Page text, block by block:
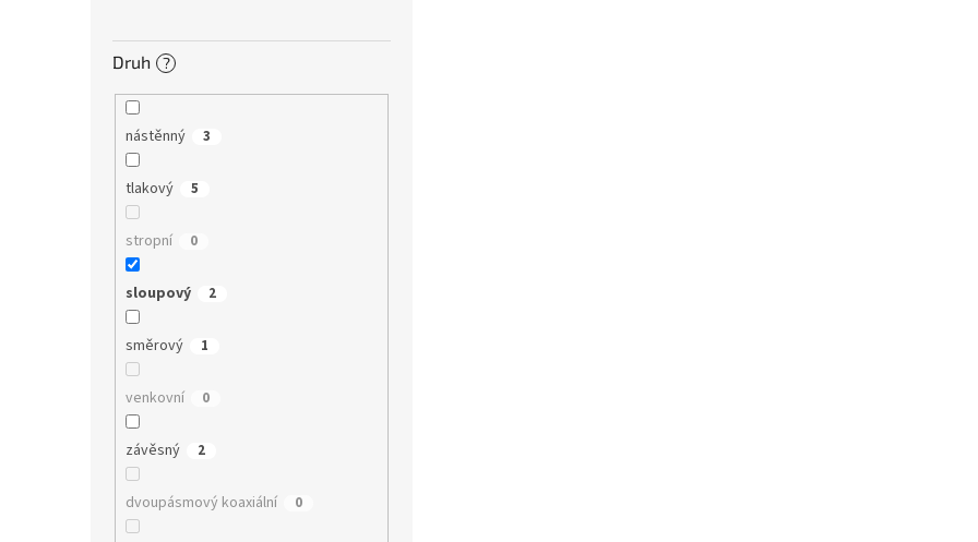
Druh ?
nástěnný 3
tlakový 5
stropní 0
sloupový 2
směrový 1
venkovní 0
závěsný 2
dvoupásmový koaxiální 0